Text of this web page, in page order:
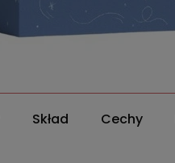
Skład Cechy